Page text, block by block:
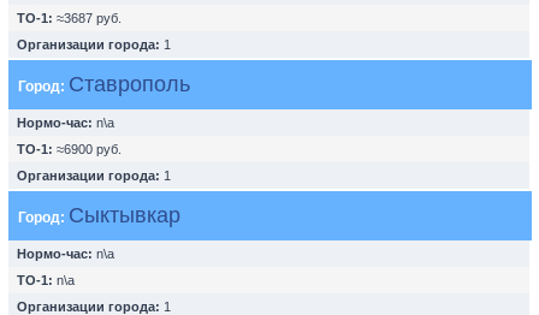
ТО-1: ≈3687 руб.
Организации города: 1
Город: Ставрополь
Нормо-час: n\a
ТО-1: ≈6900 руб.
Организации города: 1
Город: Сыктывкар
Нормо-час: n\a
ТО-1: n\a
Организации города: 1